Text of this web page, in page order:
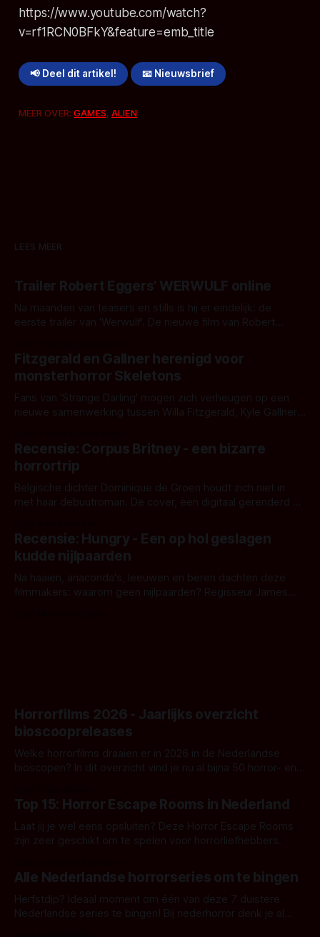
https://www.youtube.com/watch?
v=rf1RCN0BFkY&feature=emb_title
📢 Deel dit artikel! 📧 Nieuwsbrief
MEER OVER:GAMES,ALIEN
LEES MEER
Trailer Robert Eggers' WERWULF online
Na maanden van teasers en stills is hij er eindelijk: de
eerste trailer van 'Werwulf'. De nieuwe film van Robert
kille stijl vol folklore en mythe. Het topic deze keer is (kon
het het al raden?)... de weerwolf. Kijk je mee?
Fitzgerald en Gallner herenigd voor
monsterhorror Skeletons
Fans van 'Strange Darling' mogen zich verheugen op een
nieuwe samenwerking tussen Willa Fitzgerald, Kyle Gallner
'Skeletons', een nieuwe creature feature waarvoor de
opnames zijn gestart in Australië.
Recensie: Corpus Britney - een bizarre
horrortrip
Belgische dichter Dominique de Groen houdt zich niet in
met haar debuutroman. De cover, een digitaal gerenderd en
achtergrond, belooft iets kleurrijks maar onheilspellends,
iets ongrijpbaars. En dat maakt De Groen met ieder woord
waar.
Recensie: Hungry - Een op hol geslagen
kudde nijlpaarden
Na haaien, anaconda's, leeuwen en beren dachten deze
filmmakers: waarom geen nijlpaarden? Regisseur James
Horrorfilms 2026 - Jaarlijks overzicht
bioscoopreleases
Welke horrorfilms draaien er in 2026 in de Nederlandse
bioscopen? In dit overzicht vind je nu al bijna 50 horror- en
Top 15: Horror Escape Rooms in Nederland
Laat jij je wel eens opsluiten? Deze Horror Escape Rooms
zijn zeer geschikt om te spelen voor horrorliefhebbers.
Alle Nederlandse horrorseries om te bingen
Herfstdip? Ideaal moment om één van deze 7 duistere
Nederlandse series te bingen! Bij nederhorror denk je al